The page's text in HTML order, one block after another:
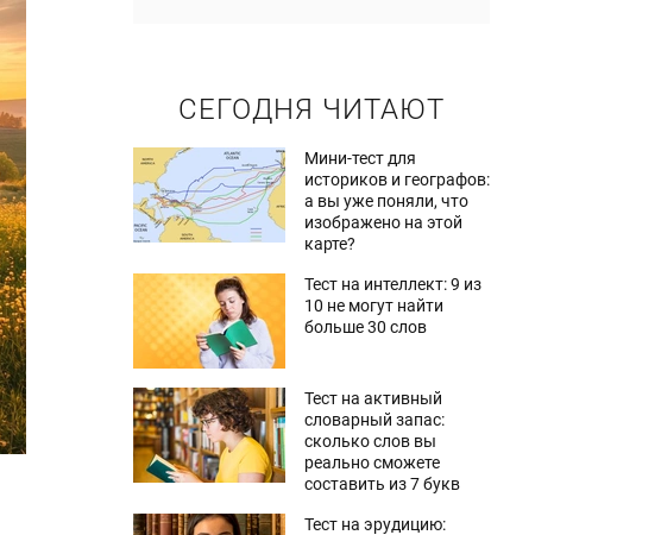
СЕГОДНЯ ЧИТАЮТ
Мини-тест для
историков и географов:
а вы уже поняли, что
изображено на этой
карте?
Тест на интеллект: 9 из
10 не могут найти
больше 30 слов
Тест на активный
словарный запас:
сколько слов вы
реально сможете
составить из 7 букв
Тест на эрудицию: